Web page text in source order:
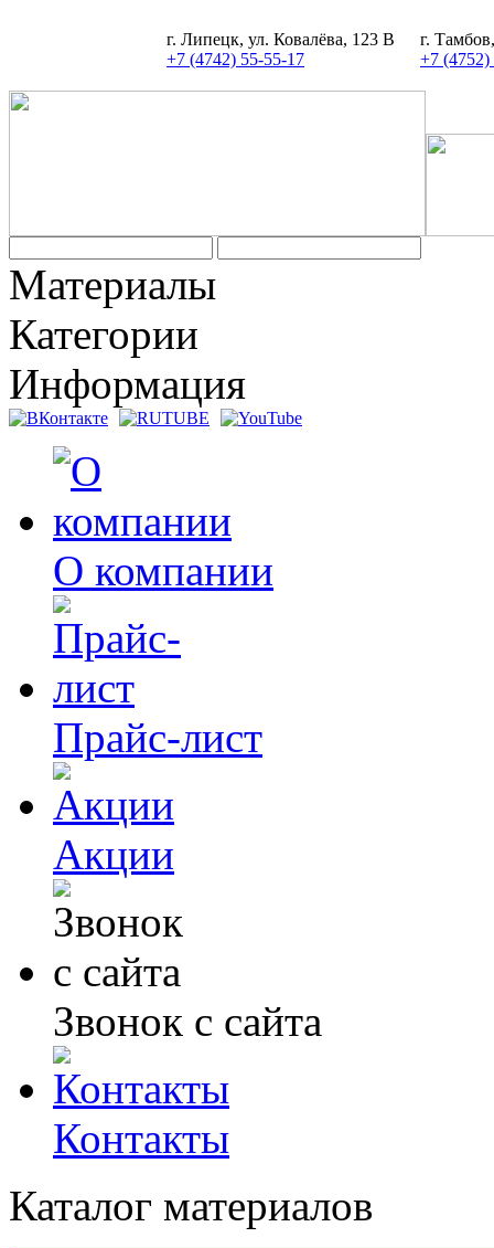
г. Липецк, ул. Ковалёва, 123 В
+7 (4742) 55-55-17
г.
+7 (4752)
Материалы
Категории
Информация
О компании
Прайс-лист
Акции
Звонок с сайта
Контакты
Каталог материалов
Задать вопрос